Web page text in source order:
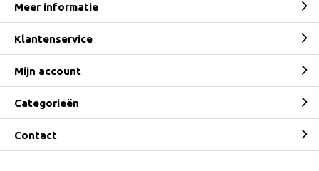
Meer informatie
Klantenservice
Mijn account
Categorieën
Contact